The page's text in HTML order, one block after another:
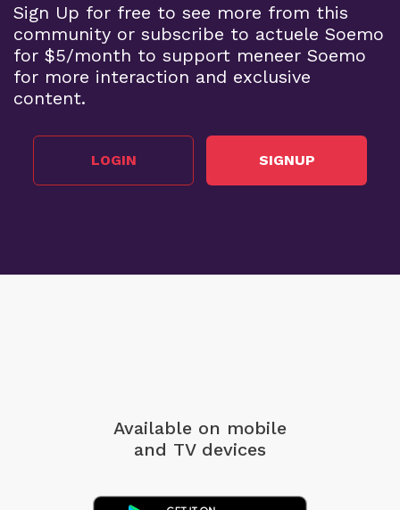
Sign Up for free to see more from this
community or subscribe to actuele Soemo
for $5/month to support meneer Soemo
for more interaction and exclusive
content.
LOGIN SIGNUP
Available on mobile
and TV devices